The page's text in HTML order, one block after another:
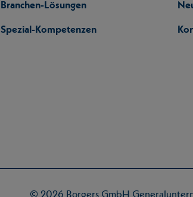
Branchen-Lösungen
Spezial-Kompetenzen
© 2026 Borgers GmbH